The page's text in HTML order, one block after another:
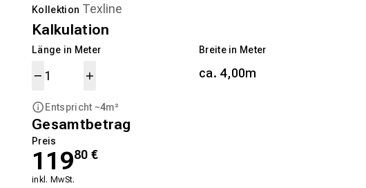
Kollektion
Kalkulation
Länge in Meter
Entspricht ~4m²
Breite in Meter
ca. 4,00m
Gesamtbetrag
Preis
11980 €
inkl. MwSt.